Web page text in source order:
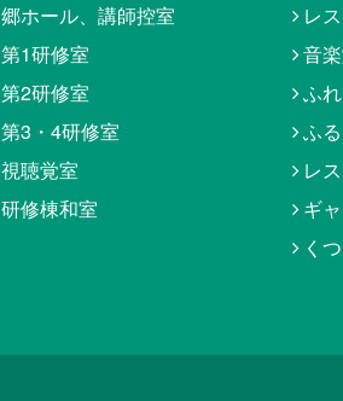
郷ホール、講師控室
第1研修室
第2研修室
第3・4研修室
視聴覚室
研修棟和室
レ
音
ふ
ふ
レ
ギ
く